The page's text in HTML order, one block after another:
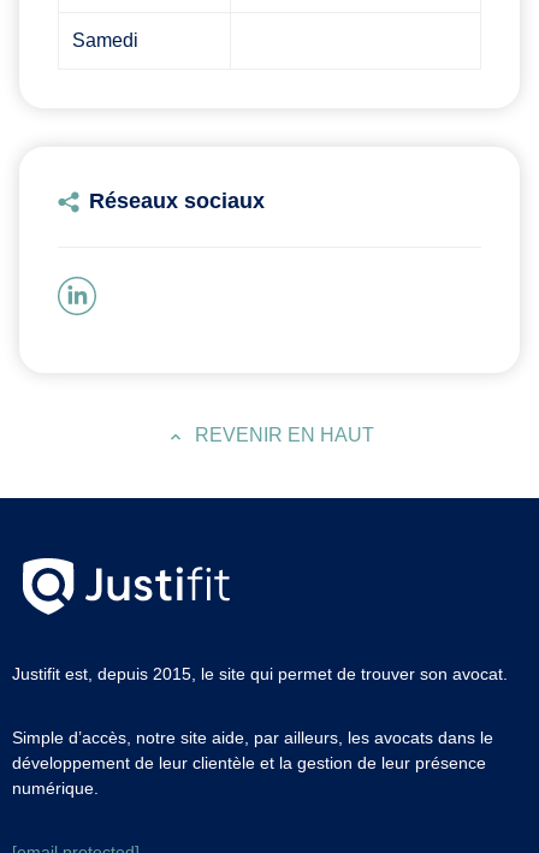
Samedi
Réseaux sociaux
REVENIR EN HAUT
Justifit est, depuis 2015, le site qui permet de trouver son avocat.
Simple d’accès, notre site aide, par ailleurs, les avocats dans le
développement de leur clientèle et la gestion de leur présence
numérique.